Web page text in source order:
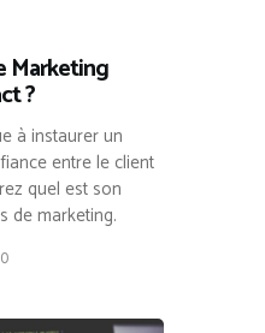
Marketing
?
à instaurer un
entre le client
quel est son
de marketing.
0